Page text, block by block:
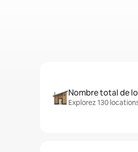
Nombre total de
Explorez 130